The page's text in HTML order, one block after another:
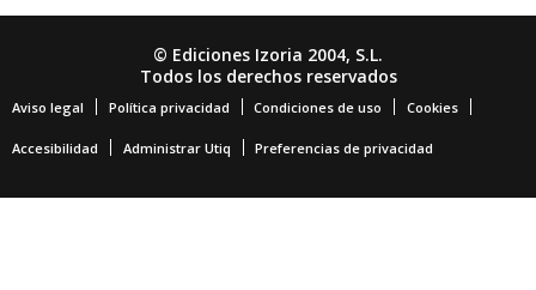
© Ediciones Izoria 2004, S.L.
Todos los derechos reservados
Aviso legal Política privacidad Condiciones de uso Cookies
Accesibilidad Administrar Utiq Preferencias de privacidad